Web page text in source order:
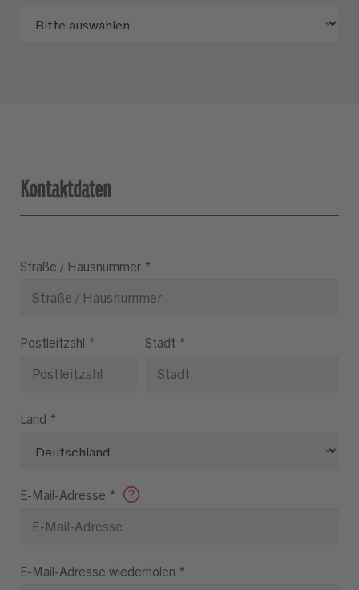
Kontaktdaten
Straße / Hausnummer *
Postleitzahl * Stadt *
Land *
E-Mail-Adresse *
E-Mail-Adresse wiederholen *